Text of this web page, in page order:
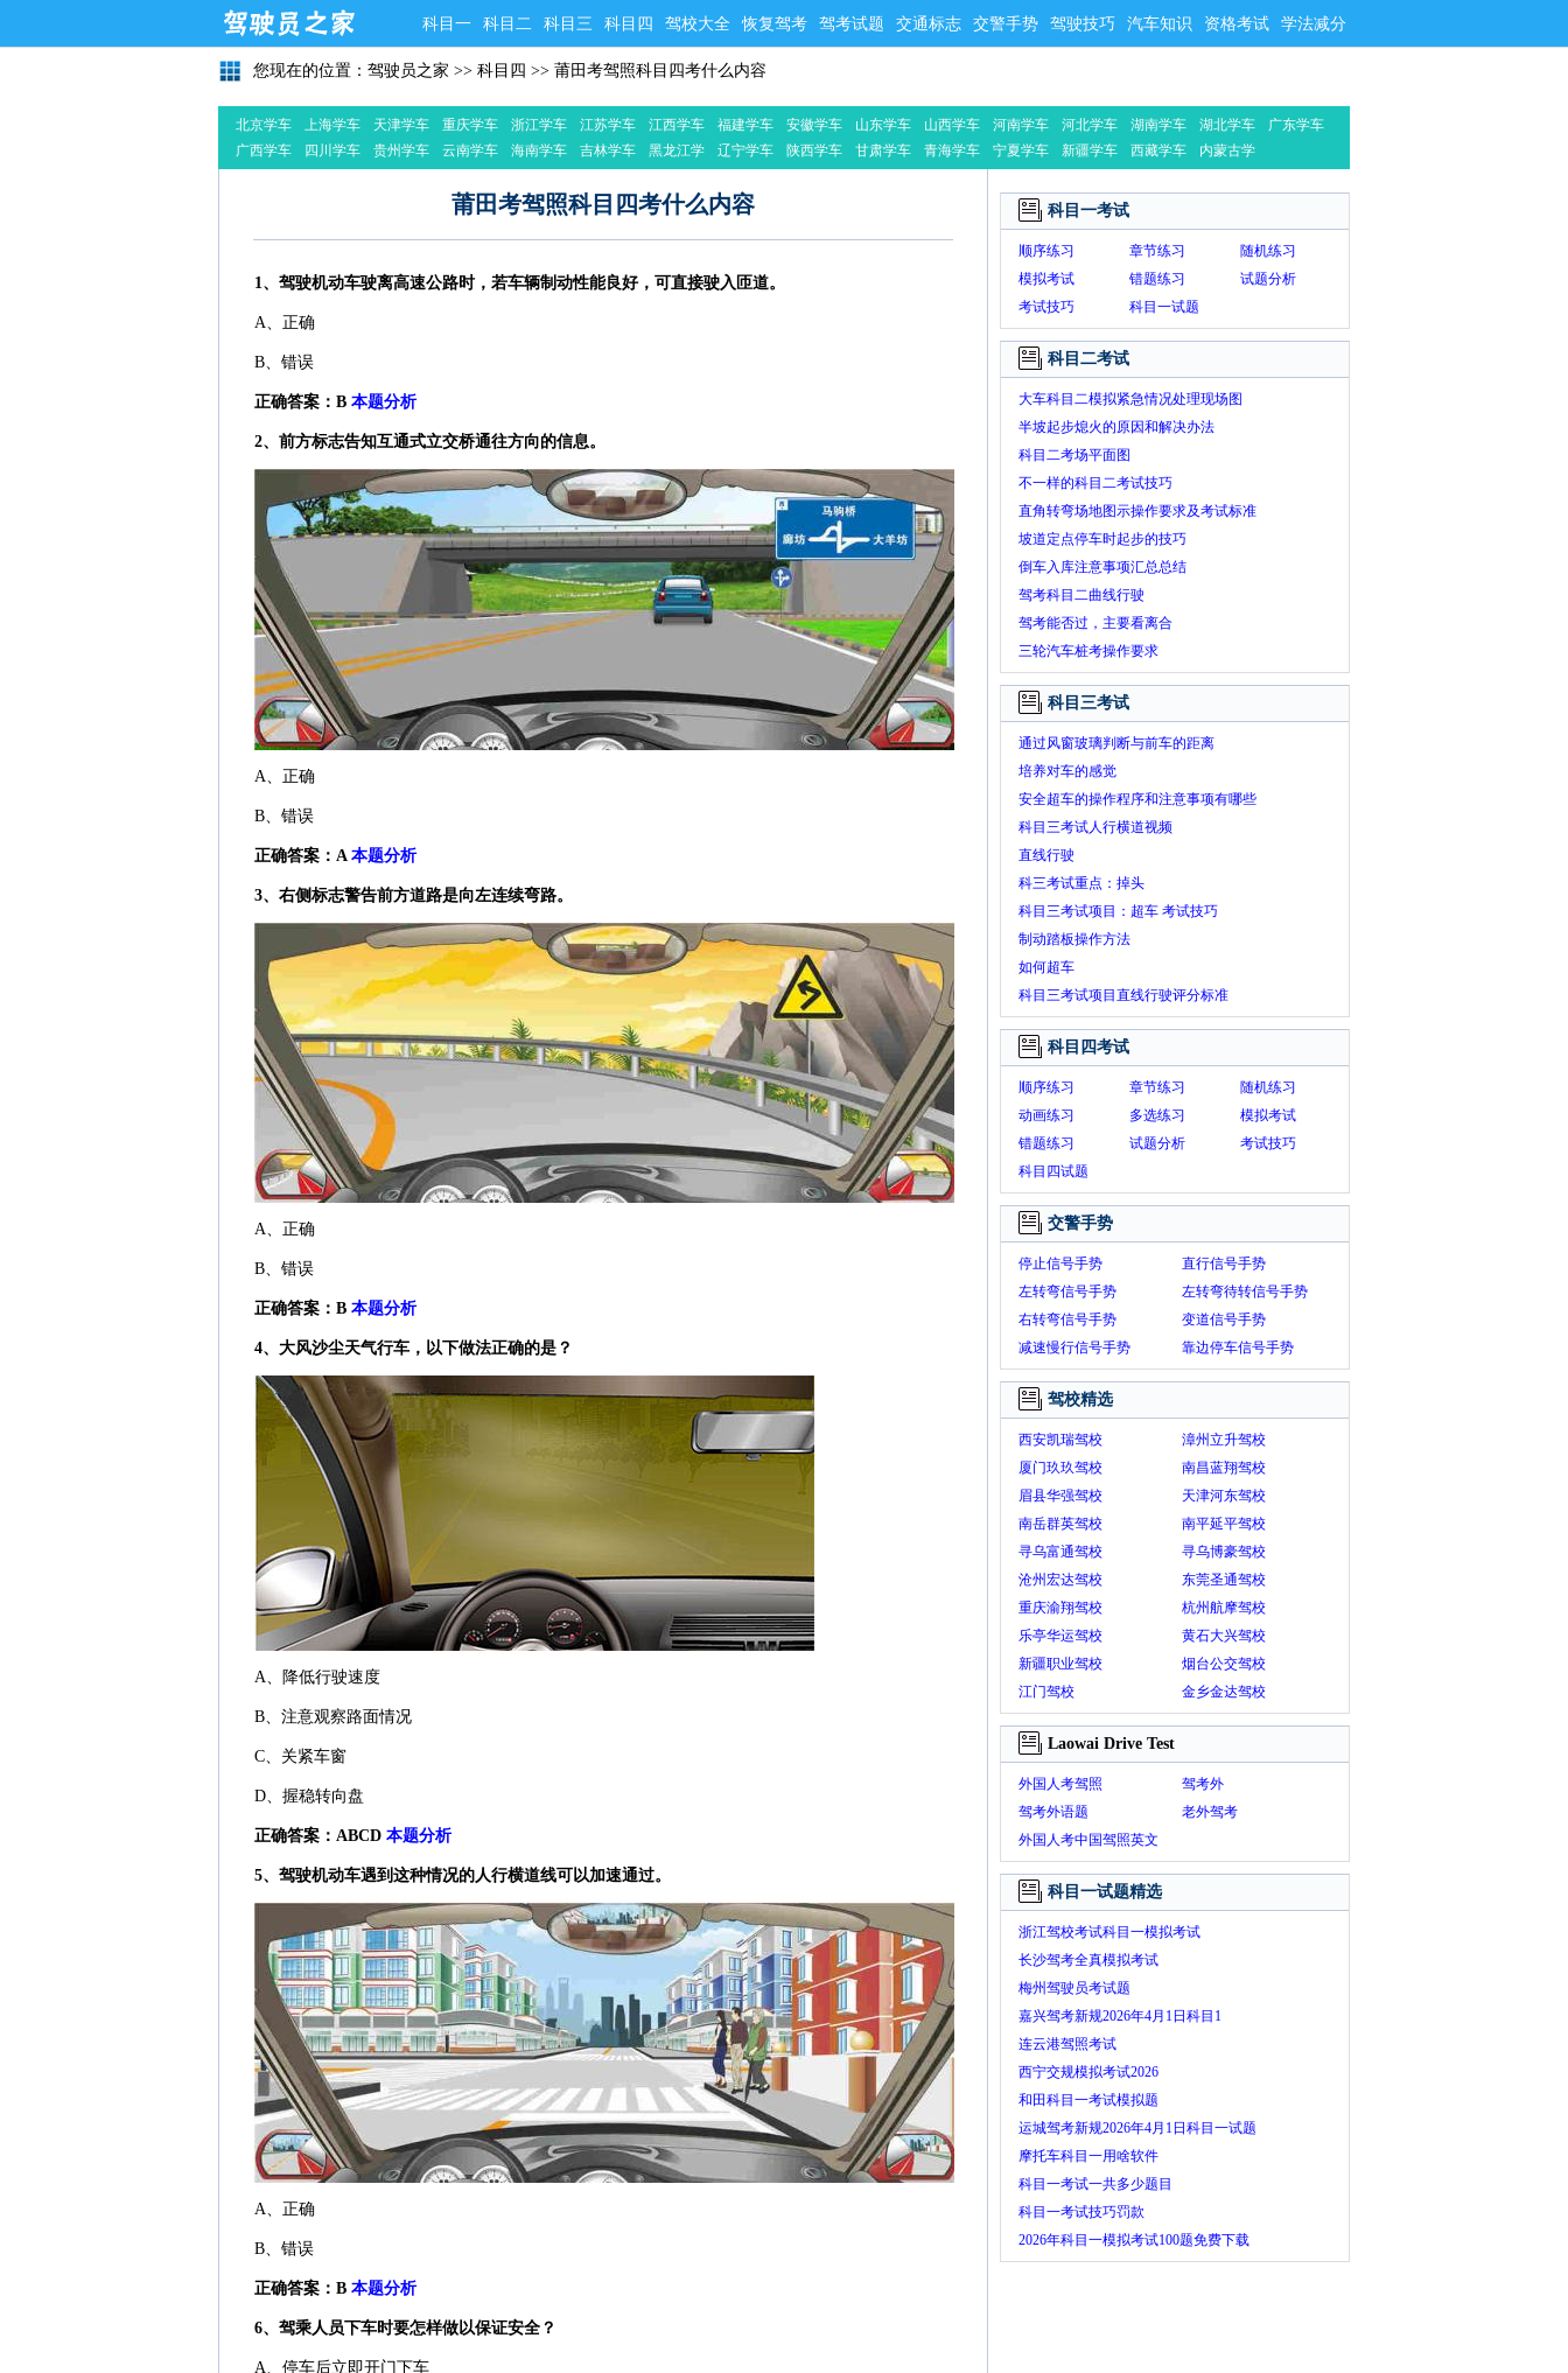
科目一 科目二 科目三 科目四 驾校大全 恢复驾考 驾考试题 交通标志 交警手势 驾驶技巧 汽车知识 资格考试 学法减分
您现在的位置： 驾驶员之家 >> 科目四 >> 莆田考驾照科目四考什么内容
北京学车 上海学车 天津学车 重庆学车 浙江学车 江苏学车 江西学车 福建学车 安徽学车 山东学车 山西学车 河南学车 河北学车 湖南学车 湖北学车
广东学车
广西学车
四川学车 贵州学车 云南学车 海南学车 吉林学车
黑龙江学
辽宁学车 陕西学车 甘肃学车 青海学车 宁夏学车 新疆学车 西藏学车
内蒙古学
莆田考驾照科目四考什么内容
1、驾驶机动车驶离高速公路时，若车辆制动性能良好，可直接驶入匝道。
A、正确
B、错误
正确答案：B 本题分析
2、前方标志告知互通式立交桥通往方向的信息。
A、正确
B、错误
正确答案：A 本题分析
3、右侧标志警告前方道路是向左连续弯路。
A、正确
B、错误
正确答案：B 本题分析
4、大风沙尘天气行车，以下做法正确的是？
A、降低行驶速度
B、注意观察路面情况
C、关紧车窗
D、握稳转向盘
正确答案：ABCD 本题分析
5、驾驶机动车遇到这种情况的人行横道线可以加速通过。
A、正确
B、错误
正确答案：B 本题分析
6、驾乘人员下车时要怎样做以保证安全？
A、停车后立即开门下车
科目一考试
顺序练习 章节练习
随机练习
模拟考试
错题练习
试题分析
考试技巧
科目一试题
科目二考试
大车科目二模拟紧急情况处理现场图
半坡起步熄火的原因和解决办法
科目二考场平面图
不一样的科目二考试技巧
直角转弯场地图示操作要求及考试标准
坡道定点停车时起步的技巧
倒车入库注意事项汇总总结
驾考科目二曲线行驶
驾考能否过，主要看离合
三轮汽车桩考操作要求
科目三考试
通过风窗玻璃判断与前车的距离
培养对车的感觉
安全超车的操作程序和注意事项有哪些
科目三考试人行横道视频
直线行驶
科三考试重点：掉头
科目三考试项目：超车 考试技巧
制动踏板操作方法
如何超车
科目三考试项目直线行驶评分标准
科目四考试
顺序练习 章节练习
随机练习
动画练习
多选练习
模拟考试
错题练习
试题分析
考试技巧
科目四试题
交警手势
停止信号手势
直行信号手势
左转弯信号手势
左转弯待转信号手势
右转弯信号手势
变道信号手势
减速慢行信号手势
靠边停车信号手势
驾校精选
西安凯瑞驾校
漳州立升驾校
厦门玖玖驾校
南昌蓝翔驾校
眉县华强驾校
天津河东驾校
南岳群英驾校
南平延平驾校
寻乌富通驾校
寻乌博豪驾校
沧州宏达驾校
东莞圣通驾校
重庆渝翔驾校
杭州航摩驾校
乐亭华运驾校
黄石大兴驾校
新疆职业驾校
烟台公交驾校
江门驾校
金乡金达驾校
Laowai Drive Test
外国人考驾照
驾考外
驾考外语题
老外驾考
外国人考中国驾照英文
科目一试题精选
浙江驾校考试科目一模拟考试
长沙驾考全真模拟考试
梅州驾驶员考试题
嘉兴驾考新规2026年4月1日科目1
连云港驾照考试
西宁交规模拟考试2026
和田科目一考试模拟题
运城驾考新规2026年4月1日科目一试题
摩托车科目一用啥软件
科目一考试一共多少题目
科目一考试技巧罚款
2026年科目一模拟考试100题免费下载